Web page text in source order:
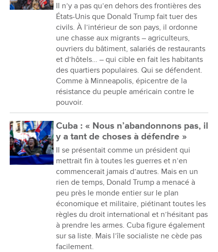
Il n’y a pas qu’en dehors des frontières des
États-Unis que Donald Trump fait tuer des
civils. À l’intérieur de son pays, il ordonne
une chasse aux migrants – agriculteurs,
ouvriers du bâtiment, salariés de restaurants
et d’hôtels… – qui cible en fait les habitants
des quartiers populaires. Qui se défendent.
Comme à Minneapolis, épicentre de la
résistance du peuple américain contre le
pouvoir.
Cuba : « Nous n’abandonnons pas, il
y a tant de choses à défendre »
Il se présentait comme un président qui
mettrait fin à toutes les guerres et n’en
commencerait jamais d’autres. Mais en un
rien de temps, Donald Trump a menacé à
peu près le monde entier sur le plan
économique et militaire, piétinant toutes les
règles du droit international et n’hésitant pas
à prendre les armes. Cuba figure également
sur sa liste. Mais l’île socialiste ne cède pas
facilement.